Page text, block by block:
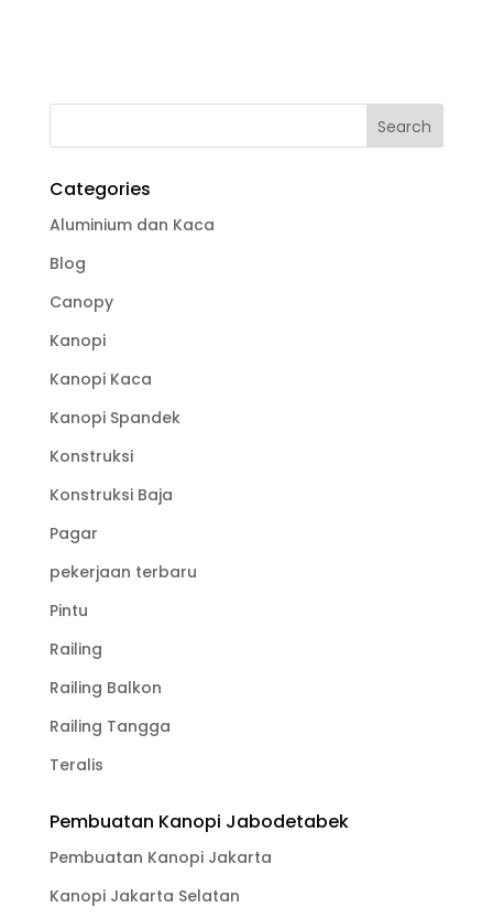
Categories
Aluminium dan Kaca
Blog
Canopy
Kanopi
Kanopi Kaca
Kanopi Spandek
Konstruksi
Konstruksi Baja
Pagar
pekerjaan terbaru
Pintu
Railing
Railing Balkon
Railing Tangga
Teralis
Pembuatan Kanopi Jabodetabek
Pembuatan Kanopi Jakarta
Kanopi Jakarta Selatan